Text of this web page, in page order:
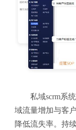
私域scrm系
域流量增加与客
降低流失率。持